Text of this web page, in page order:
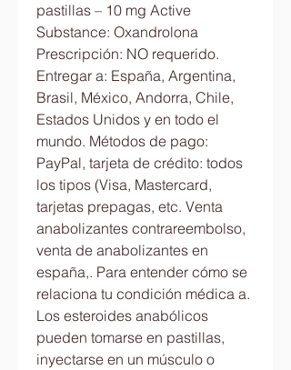
pastillas – 10 mg Active
Substance: Oxandrolona
Prescripción: NO requerido.
Entregar a: España, Argentina,
Brasil, México, Andorra, Chile,
Estados Unidos y en todo el
mundo. Métodos de pago:
PayPal, tarjeta de crédito: todos
los tipos (Visa, Mastercard,
tarjetas prepagas, etc. Venta
anabolizantes contrareembolso,
venta de anabolizantes en
españa,. Para entender cómo se
relaciona tu condición médica a.
Los esteroides anabólicos
pueden tomarse en pastillas,
inyectarse en un músculo o